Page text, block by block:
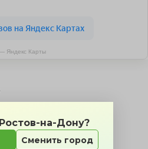
Ростов-на-Дону?
Сменить город
Яндекс Карты